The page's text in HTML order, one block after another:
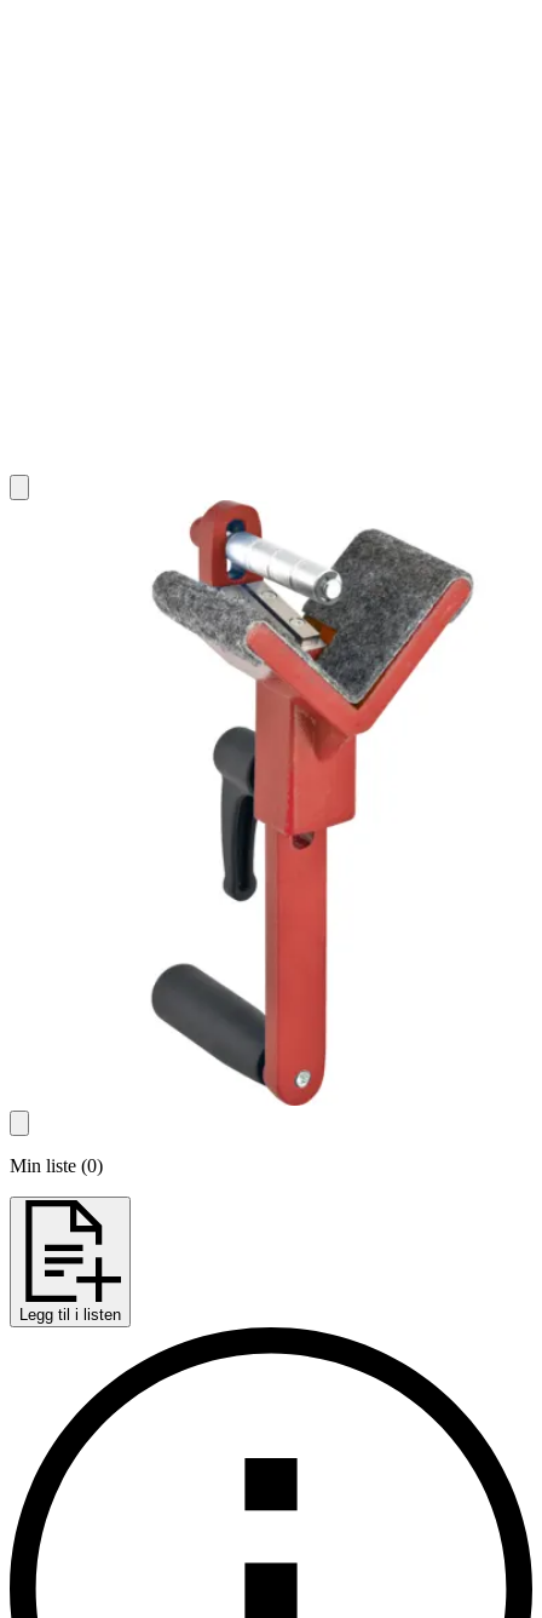
Min liste (0)
Legg til i listen